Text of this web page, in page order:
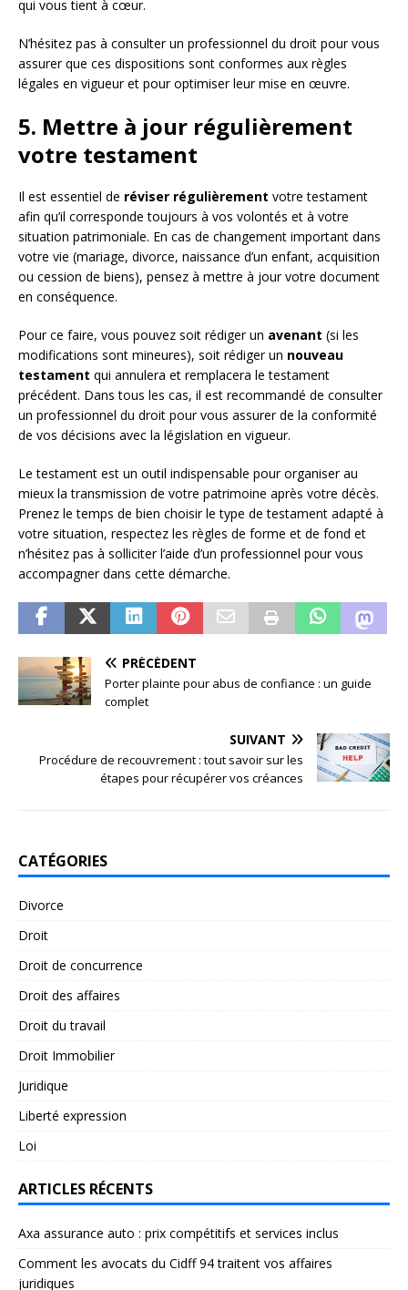
qui vous tient à cœur.
N’hésitez pas à consulter un professionnel du droit pour vous
assurer que ces dispositions sont conformes aux règles
légales en vigueur et pour optimiser leur mise en œuvre.
5. Mettre à jour régulièrement
votre testament
Il est essentiel de réviser régulièrement votre testament
afin qu’il corresponde toujours à vos volontés et à votre
situation patrimoniale. En cas de changement important dans
votre vie (mariage, divorce, naissance d’un enfant, acquisition
ou cession de biens), pensez à mettre à jour votre document
en conséquence.
Pour ce faire, vous pouvez soit rédiger un avenant (si les
modifications sont mineures), soit rédiger un nouveau
testament qui annulera et remplacera le testament
précédent. Dans tous les cas, il est recommandé de consulter
un professionnel du droit pour vous assurer de la conformité
de vos décisions avec la législation en vigueur.
Le testament est un outil indispensable pour organiser au
mieux la transmission de votre patrimoine après votre décès.
Prenez le temps de bien choisir le type de testament adapté à
votre situation, respectez les règles de forme et de fond et
n’hésitez pas à solliciter l’aide d’un professionnel pour vous
accompagner dans cette démarche.
PRÉCÉDENT
Porter plainte pour abus de confiance : un guide
complet
SUIVANT
Procédure de recouvrement : tout savoir sur les
étapes pour récupérer vos créances
CATÉGORIES
Divorce
Droit
Droit de concurrence
Droit des affaires
Droit du travail
Droit Immobilier
Juridique
Liberté expression
Loi
ARTICLES RÉCENTS
Axa assurance auto : prix compétitifs et services inclus
Comment les avocats du Cidff 94 traitent vos affaires
juridiques